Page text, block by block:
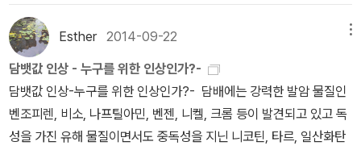
달리 피가 난무하지요.두책중 황가판이 시리즈 3권으로 나왔으니 황
금가지 판본을 읽으시면 좋겠네요. 29 1948 열흘 간의 불가사의 앨
러리 퀸의 2기 작품중 대표작이죠.거의 20년만에 재간된 걸작으로
퀸의 애독자라면 필독입니다용^^ 30 1948 검찰 측 증인 아가사 크
리스티의 대표 단편중하나로 포와르나 미스 마플은 등장하지 않습니
다.일종의 법정물로 마지막 반전이 소름끼칩니다.동서만 보이는데 해
카의 대표작이다. 일단 내가 생각하는 동서미스터리문고의 단점은
역자의 주석이 너무 없다는 것이다. 소설을 읽다 보면 독자가 생소하
게 느껴질 수 있는 인명, 지명 또는 기타 용어를 발견할 수 있다. 사실
추리물을 읽는데 굳이 이런 것에 신경 쓸 필요는 없다. 복잡한 사건이
하나씩 해결되는 이야기의 진행 과정을 읽는 데 방해가 되지 않으니
까. 하지만 작품 전체 혹은 작품에 나오는 주요 인물들과 깊은 연관성
이 있는 특정 용어를 독자가 그냥 지나쳐버려 놓칠 수 있다. 예를 들
Esther2014-09-22
담뱃값 인상 - 누구를 위한 인상인가?-
담뱃값 인상-누구를 위한 인상인가?- 담배에는 강력한 발암 물질인
벤조피렌, 비소, 나프틸아민, 벤젠, 니켈, 크롬 등이 발견되고 있고 독
성을 가진 유해 물질이면서도 중독성을 지닌 니코틴, 타르, 일산화탄